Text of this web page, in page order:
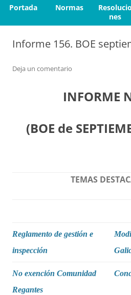
Portada Normas
Resolucio
nes
Informe 156. BOE
Deja un comentario
INFORME
(BOE de
TEMAS
Reglamento de gestión e
inspección
No exención Comunidad
Regantes